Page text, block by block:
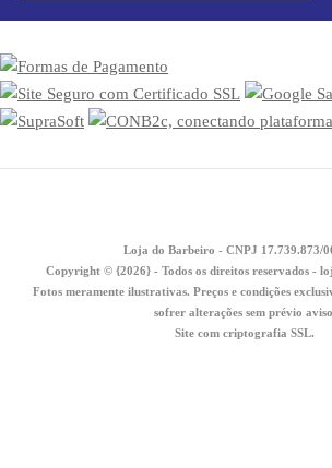
Loja do Barbeiro - CNPJ 17.739.873/
Copyright © {2026} - Todos os direitos reservados -
Fotos meramente ilustrativas. Preços e condições
sofrer alterações sem prévio
Site com criptografia SSL.